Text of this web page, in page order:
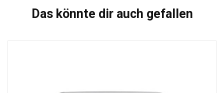
Das könnte dir auch gefallen